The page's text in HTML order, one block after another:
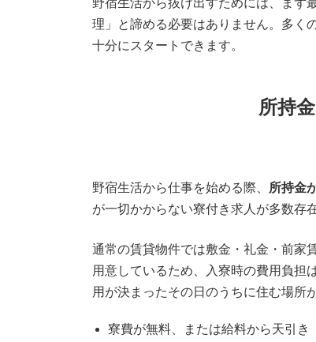
理」と諦める必要はありません。多く
十分にスタートできます。
所持
野宿生活から仕事を始める際、 所持金
が一切かからない寮付き求人が多数存
通常の賃貸物件では敷金・礼金・前家
用意しているため、入寮時の費用負担
用が決まったその日のうちに住む場所
寮費が無料、または給料から天引き